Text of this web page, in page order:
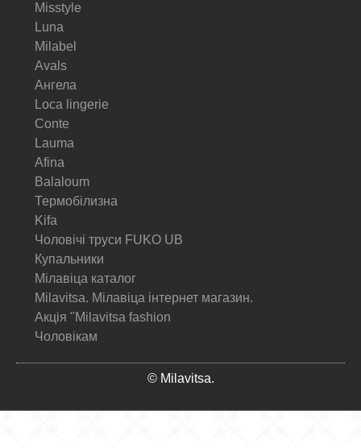
Misstyle
Luna
Milabel
Avals
Ангела
Loca lingerie
Conte
Lauma
Afina
Balaloum
Термобілизна
Kifa
Чоловічі труси FUKO UB
Купальники
Мілавіца каталог
Milavitsa. Мілавіца інтернет магазин.
Акція "Milavitsa fashion
Чоловікам
© Milavitsa.